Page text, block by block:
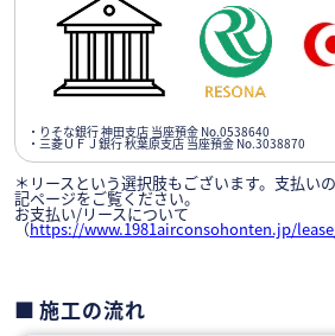
・りそな銀行 神田支店 当座預金 No.0538640
・三菱ＵＦＪ銀行 秋葉原支店 当座預金 No.3038870
＊リースという選択肢もございます。支払い
記ページをご覧ください。
お支払い/リースについて
（https://www.1981airconsohonten.jp/
施工の流れ